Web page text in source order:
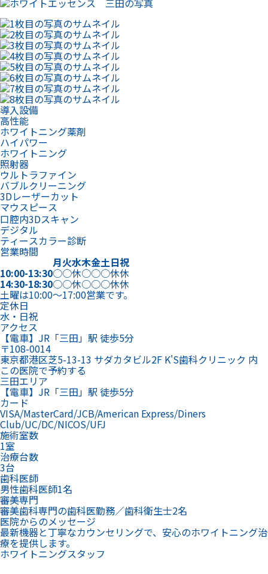
導入設備
高性能
ホワイトニング薬剤
ハイパワー
ホワイトニング
照射器
ウルトラファイン
バブルクリーニング
3Dレーザーカット
マウスピース
口腔内3Dスキャン
デジタル
ティースカラー診断
営業時間
月火水木金土日祝
10:00-13:30○○休○○○休休
14:30-18:30○○休○○○休休
土曜は10:00～17:00営業です。
定休日
水・日祝
アクセス
【電車】JR「三田」駅 徒歩5分
〒108-0014
東京都港区芝5-13-13 サダカタビル2F K'S歯科クリニック 内
この医院で予約する
三田エリア
【電車】JR「三田」駅 徒歩5分
カード
VISA/MasterCard/JCB/American Express/Diners
Club/UC/DC/NICOS/UFJ
施術室数
1室
治療台数
3台
歯科医師
男性歯科医師1名
審美専門
審美歯科専門の歯科医勤務／歯科衛生士2名
医院からのメッセージ
最新機器と丁寧なカウンセリングで、安心のホワイトニング治
療を提供します。
ホワイトニングスタッフ